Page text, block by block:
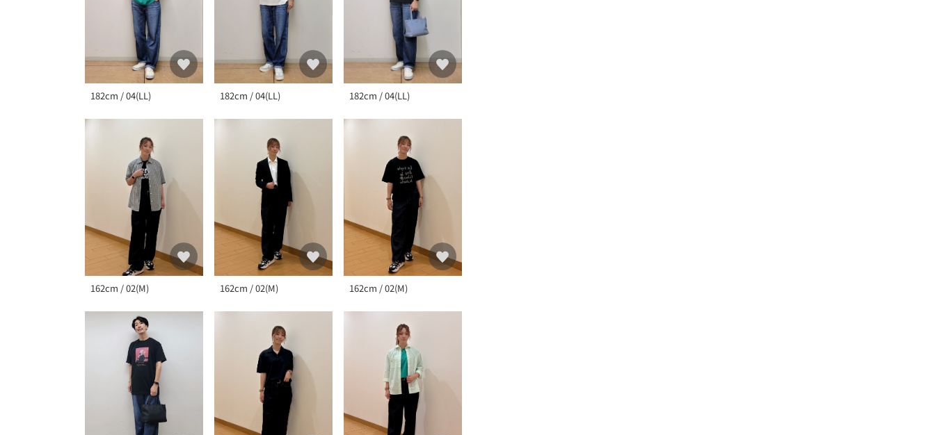
182cm / 04(LL) 182cm / 04(LL) 182cm / 04(LL)
162cm / 02(M) 162cm / 02(M) 162cm / 02(M)